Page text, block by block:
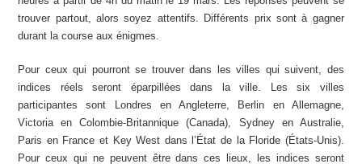
trouver partout, alors soyez attentifs. Différents prix sont à gagner
durant la course aux énigmes.
Pour ceux qui pourront se trouver dans les villes qui suivent, des
indices réels seront éparpillées dans la ville. Les six villes
participantes sont Londres en Angleterre, Berlin en Allemagne,
Victoria en Colombie-Britannique (Canada), Sydney en Australie,
Paris en France et Key West dans l’État de la Floride (États-Unis).
Pour ceux qui ne peuvent être dans ces lieux, les indices seront